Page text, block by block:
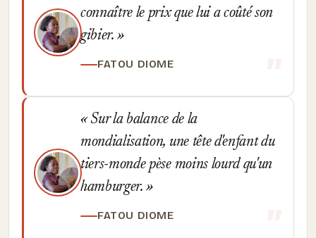
connaître le prix que lui a coûté son
gibier.
FATOU DIOME
Sur la balance de la
mondialisation, une tête d'enfant du
tiers-monde pèse moins lourd qu'un
hamburger.
FATOU DIOME